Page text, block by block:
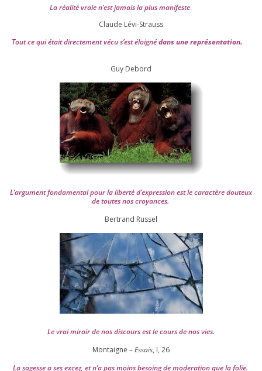
La réa­lité vraie n’est jamais la plus mani­feste.
Claude Lévi-Strauss
Tout ce qui était direc­te­ment vécu s’est éloi­gnédans une repré­sen­ta­tion.
Guy Debord
L’argument fon­da­men­tal pour la liber­té d’expression est le carac­tère dou­teux
de toutes nos croyances.
Ber­trand Russel
Le vrai miroir de nos dis­cours est le cours de nos vies.
Montaigne –Essais, I, 26
La sagesse a ses excez, et n’a pas moins besoing de mode­ra­tion que la folie.